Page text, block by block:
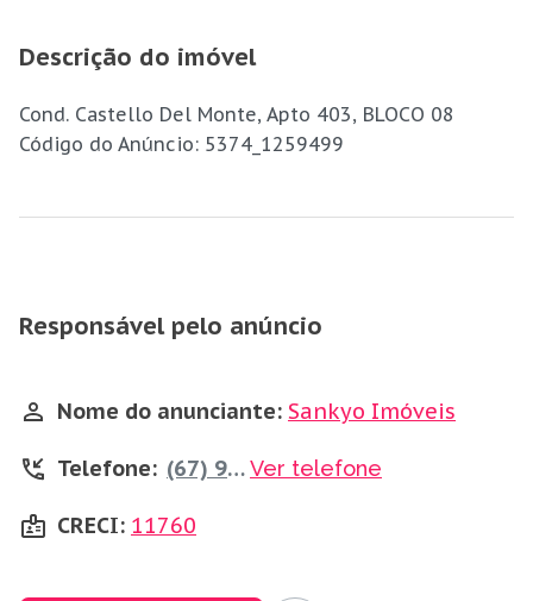
Descrição do imóvel
Cond. Castello Del Monte, Apto 403, BLOCO 08
Código do Anúncio: 5374_1259499
Responsável pelo anúncio
Nome do anunciante: Sankyo Imóveis
Telefone: (67) 99245-7707Ver telefone
CRECI: 11760